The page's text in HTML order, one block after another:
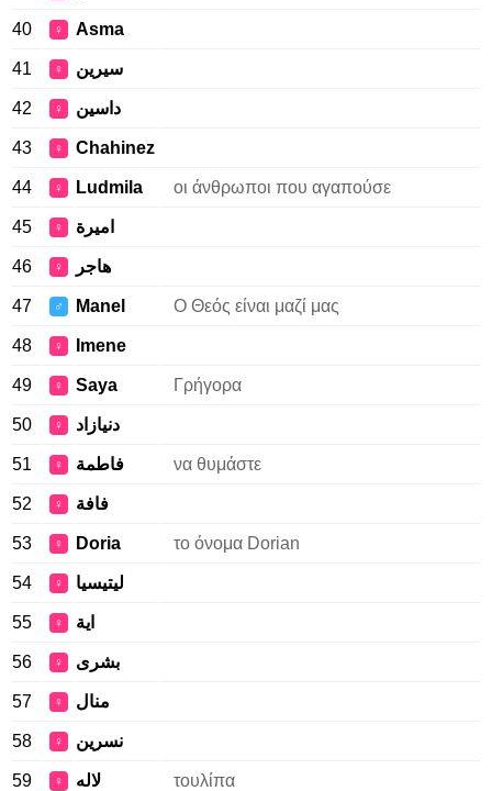
40 ♀ Asma
41 ♀ سيرين
42 ♀ داسين
43 ♀ Chahinez
44 ♀ Ludmila οι άνθρωποι που αγαπούσε
45 ♀ اميرة
46 ♀ هاجر
47 ♂ Manel Ο Θεός είναι μαζί μας
48 ♀ Imene
49 ♀ Saya Γρήγορα
50 ♀ دنيازاد
51 ♀ فاطمة να θυμάστε
52 ♀ فافة
53 ♀ Doria το όνομα Dorian
54 ♀ ليتيسيا
55 ♀ اية
56 ♀ بشرى
57 ♀ منال
58 ♀ نسرين
59 ♀ لاله τουλίπα